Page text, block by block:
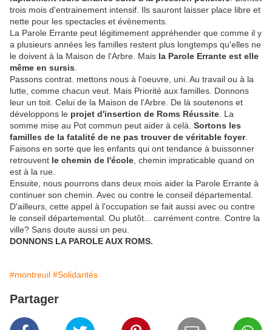
trois mois d'entrainement intensif. Ils sauront laisser place libre et
nette pour les spectacles et évènements.
La Parole Errante peut légitimement appréhender que comme il y
a plusieurs années les familles restent plus longtemps qu'elles ne
le doivent à la Maison de l'Arbre. Mais la Parole Errante est elle
même en sursis
Passons contrat. mettons nous à l'oeuvre, uni. Au travail ou à la
lutte, comme chacun veut. Mais Priorité aux familles. Donnons
leur un toit. Celui de la Maison de l'Arbre. De là soutenons et
développons le projet d'insertion de Roms Réussite . La
somme mise au Pot commun peut aider à celà. Sortons les
familles de la fatalité de ne pas trouver de véritable foyer.
Faisons en sorte que les enfants qui ont tendance à buissonner
retrouvent le chemin de l'école , chemin impraticable quand on
est à la rue.
Ensuite, nous pourrons dans deux mois aider la Parole Errante à
continuer son chemin. Avec ou contre le conseil départemental.
D'ailleurs, cette appel à l'occupation se fait aussi avec ou contre
le conseil départemental. Ou plutôt... carrément contre. Contre la
ville? Sans doute aussi un peu.
DONNONS LA PAROLE AUX ROMS.
#montreuil #Solidarités
Partager